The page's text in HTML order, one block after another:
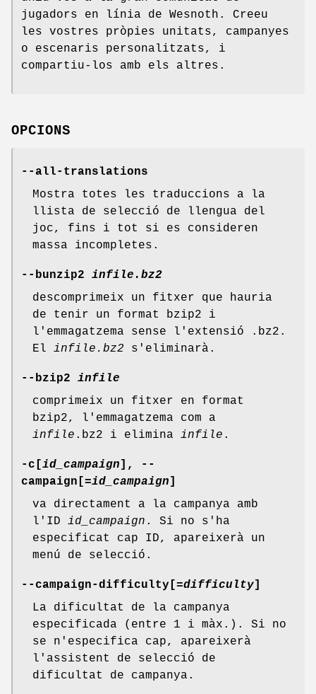
jugadors en línia de Wesnoth. Creeu
les vostres pròpies unitats, campanyes
o escenaris personalitzats, i
compartiu-los amb els altres.
OPCIONS
--all-translations
Mostra totes les traduccions a la
llista de selecció de llengua del
joc, fins i tot si es consideren
massa incompletes.
--bunzip2 infile.bz2
descomprimeix un fitxer que hauria
de tenir un format bzip2 i
l'emmagatzema sense l'extensió .bz2.
El infile.bz2 s'eliminarà.
--bzip2 infile
comprimeix un fitxer en format
bzip2, l'emmagatzema com a
infile .bz2 i elimina infile .
-c[ id_campaign ], --
campaign[ =id_campaign
va directament a la campanya amb
l'ID id_campaign . Si no s'ha
especificat cap ID, apareixerà un
menú de selecció.
--campaign-difficulty[ =difficulty
La dificultat de la campanya
especificada (entre 1 i màx.). Si no
se n'especifica cap, apareixerà
l'assistent de selecció de
dificultat de campanya.